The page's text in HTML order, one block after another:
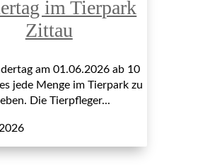
im Tierpark
Zittau
am 01.06.2026 ab 10
jede Menge im Tierpark zu
Die Tierpfleger...